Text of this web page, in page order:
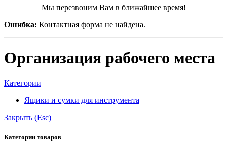
Мы перезвоним Вам в ближайшее время!
Ошибка: Контактная форма не найдена.
Организация рабочего места
Категории
Ящики и сумки для инструмента
Закрыть (Esc)
Категории товаров